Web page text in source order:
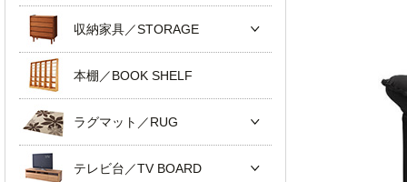
収納家具／STORAGE
本棚／BOOK SHELF
ラグマット／RUG
テレビ台／TV BOARD